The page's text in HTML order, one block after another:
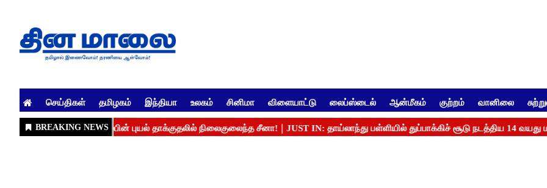
செய்திகள் தமிழகம் இந்தியா உலகம் சினிமா விளையாட்டு லைப்ஸ்டைல் ஆன்மீகம் குற்றம் வானிலை